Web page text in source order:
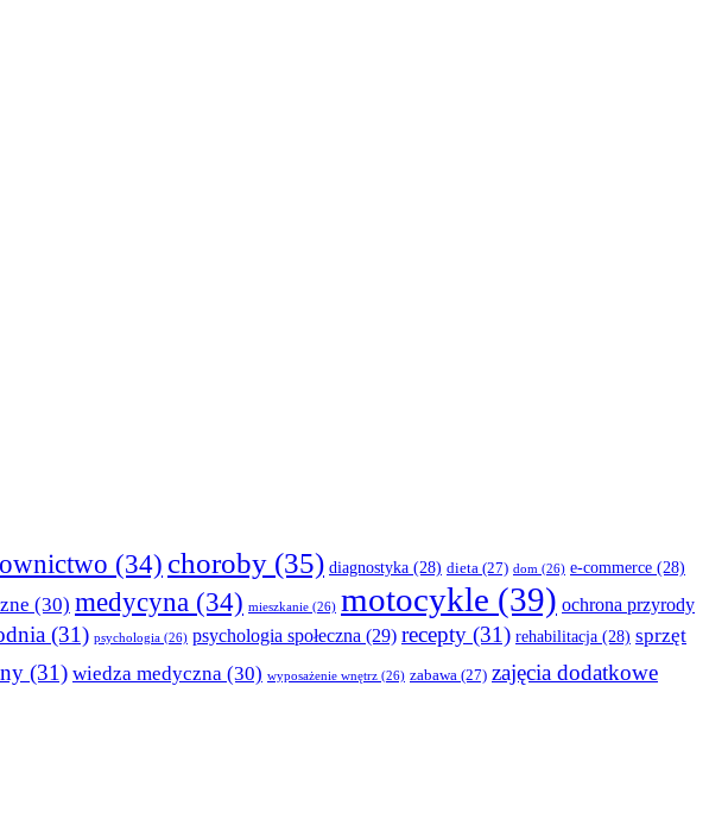
(34) choroby (35) diagnostyka (28) dieta (27) dom (26) e-commerce (28)
(30) medycyna (34) mieszkanie (26) motocykle (39) ochrona przyrody
(31) psychologia (26) psychologia społeczna (29) recepty (31) rehabilitacja (28) sprzęt
(31) wiedza medyczna (30) wyposażenie wnętrz (26) zabawa (27) zajęcia dodatkowe